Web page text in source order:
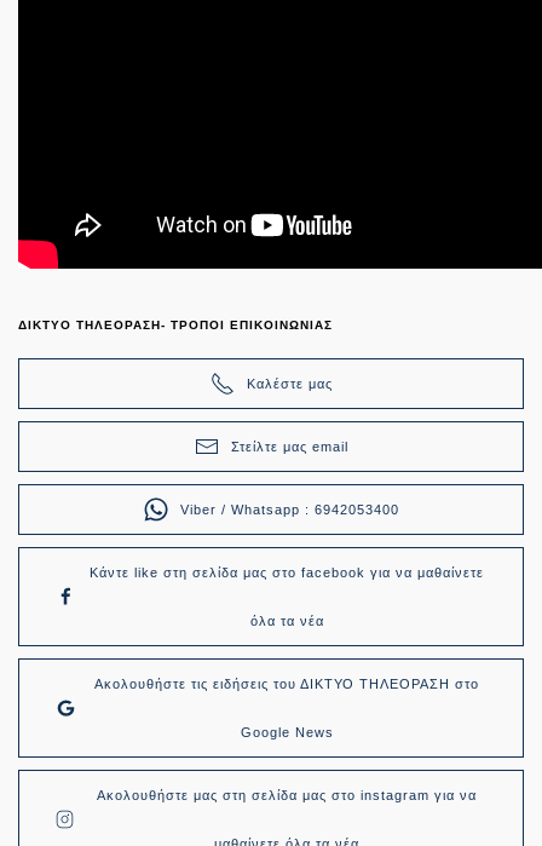
ΔΙΚΤΥΟ ΤΗΛΕΟΡΑΣΗ- ΤΡΟΠΟΙ ΕΠΙΚΟΙΝΩΝΙΑΣ
Καλέστε μας
Στείλτε μας email
Viber / Whatsapp : 6942053400
Κάντε like στη σελίδα μας στο facebook για να μαθαίνετε
όλα τα νέα
Ακολουθήστε τις ειδήσεις του ΔΙΚΤΥΟ ΤΗΛΕΟΡΑΣΗ στο
Google News
Ακολουθήστε μας στη σελίδα μας στο instagram για να